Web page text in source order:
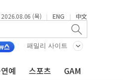
2026.08.06 (목) | ENG | 中文
패밀리 사이트
예 스포츠 GAM